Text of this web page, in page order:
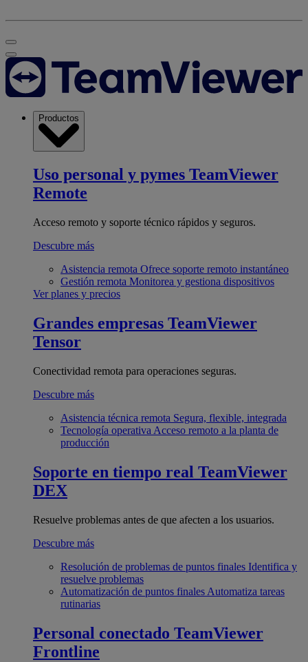
Productos
Uso personal y pymes TeamViewer
Remote
Acceso remoto y soporte técnico rápidos y seguros.
Descubre más
Asistencia remota Ofrece soporte remoto instantáneo
Gestión remota Monitorea y gestiona dispositivos
Ver planes y precios
Grandes empresas TeamViewer
Tensor
Conectividad remota para operaciones seguras.
Descubre más
Asistencia técnica remota Segura, flexible, integrada
Tecnología operativa Acceso remoto a la planta de
producción
Soporte en tiempo real TeamViewer
DEX
Resuelve problemas antes de que afecten a los usuarios.
Descubre más
Resolución de problemas de puntos finales Identifica y
resuelve problemas
Automatización de puntos finales Automatiza tareas
rutinarias
Personal conectado TeamViewer
Frontline